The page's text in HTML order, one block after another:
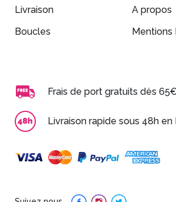
Livraison
A propos
Boucles
Mentions
Frais de port gratuits dès
Livraison rapide sous 48h en